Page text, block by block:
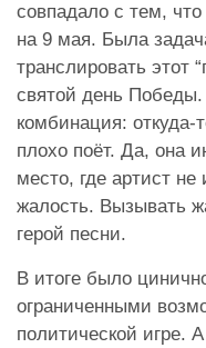
совпадало с тем,
на 9 мая. Была
транслировать этот
святой день
комбинация: откуда-
плохо поёт. Да, она
место, где артист
жалость. Вызывать
герой песни.
В итоге было
ограниченными
политической игре.